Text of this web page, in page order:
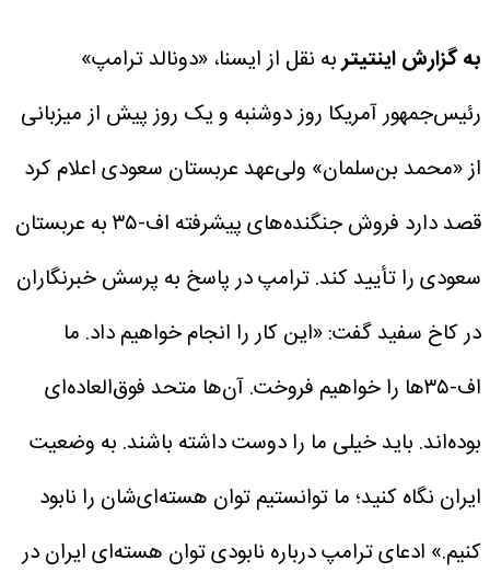
به گزارش اینتیتربه نقل از ایسنا، «دونالد ترامپ»
رئیس‌جمهور آمریکا روز دوشنبه و یک روز پیش از میزبانی
از «محمد بن‌سلمان» ولی‌عهد عربستان سعودی اعلام کرد
قصد دارد فروش جنگنده‌های پیشرفته اف-۳۵ به عربستان
سعودی را تأیید کند.ترامپ در پاسخ به پرسش خبرنگاران
در کاخ سفید گفت: «این کار را انجام خواهیم داد. ما
اف-۳۵ها را خواهیم فروخت. آن‌ها متحد فوق‌العاده‌ای
بوده‌اند. باید خیلی ما را دوست داشته باشند. به وضعیت
ایران نگاه کنید؛ ما توانستیم توان هسته‌ای‌شان را نابود
کنیم.» ادعای ترامپ درباره نابودی توان هسته‌ای ایران در